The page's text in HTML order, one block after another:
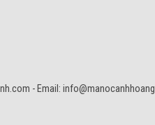
- Email: